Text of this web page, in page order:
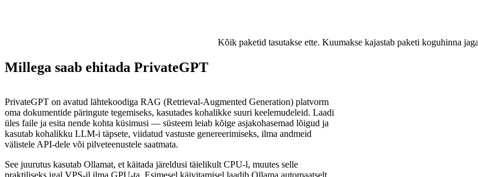
Kõik paketid tasutakse ette. Kuumakse kajastab paketi koguhinna
Millega saab ehitada PrivateGPT
PrivateGPT on avatud lähtekoodiga RAG (Retrieval-Augmented Generation) platvorm
oma dokumentide päringute tegemiseks, kasutades kohalikke suuri keelemudeleid. Laadi
üles faile ja esita nende kohta küsimusi — süsteem leiab kõige asjakohasemad lõigud ja
kasutab kohalikku LLM-i täpsete, viidatud vastuste genereerimiseks, ilma andmeid
välistele API-dele või pilveteenustele saatmata.
See juurutus kasutab Ollamat, et käitada järeldusi täielikult CPU-l, muutes selle